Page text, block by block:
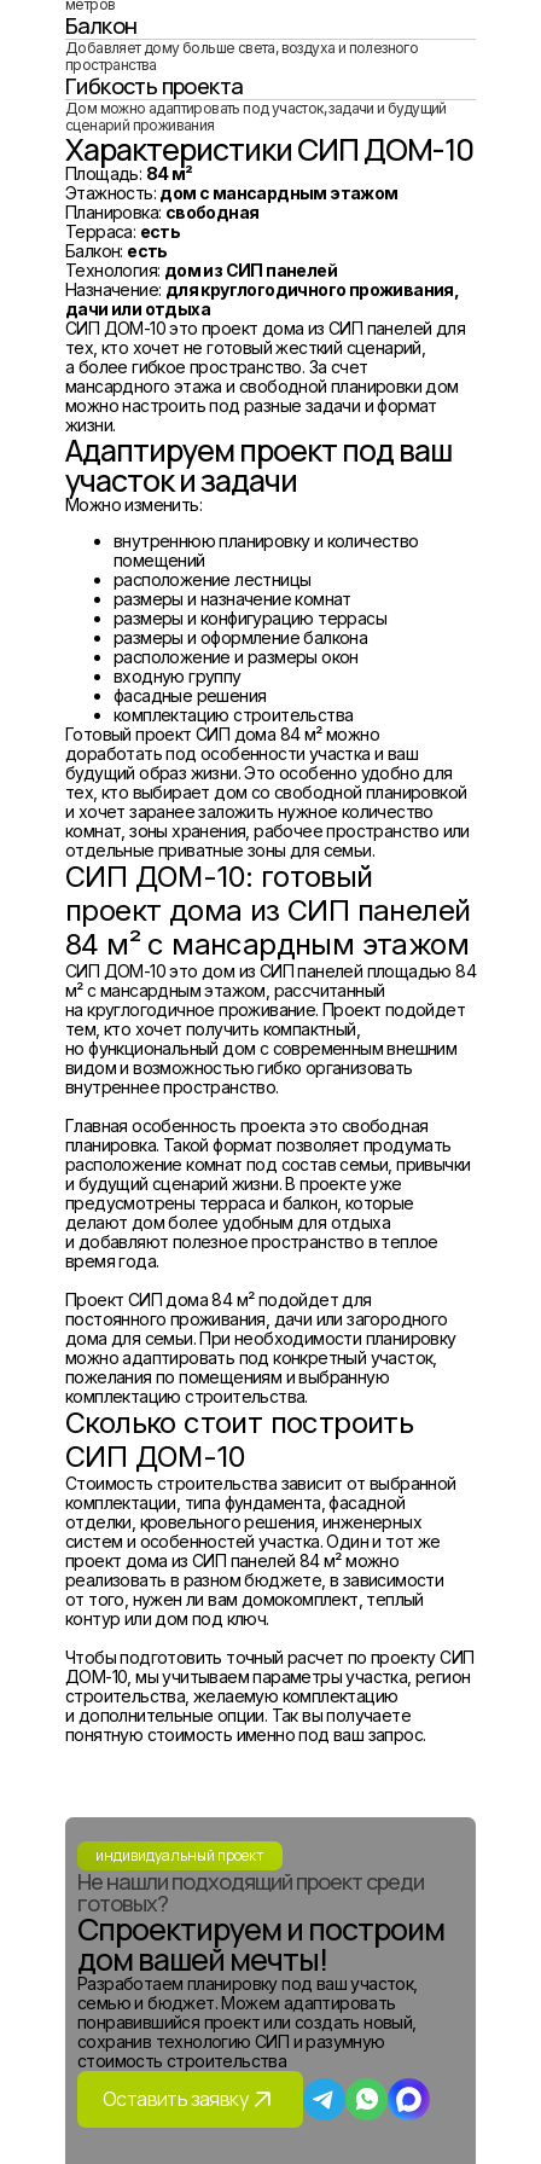
метров
Балкон
Добавляет дому больше света, воздуха и полезного
пространства
Гибкость проекта
Дом можно адаптировать под участок, задачи и будущий
сценарий проживания
Характеристики СИП ДОМ-10
Площадь: 84 м²
Этажность: дом с мансардным этажом
Планировка: свободная
Терраса: есть
Балкон: есть
Технология: дом из СИП панелей
Назначение: для круглогодичного проживания,
дачи или отдыха
СИП ДОМ-10 это проект дома из СИП панелей для
тех, кто хочет не готовый жесткий сценарий,
а более гибкое пространство. За счет
мансардного этажа и свободной планировки дом
можно настроить под разные задачи и формат
жизни.
Адаптируем проект под ваш
участок и задачи
Можно изменить:
внутреннюю планировку и количество
помещений
расположение лестницы
размеры и назначение комнат
размеры и конфигурацию террасы
размеры и оформление балкона
расположение и размеры окон
входную группу
фасадные решения
комплектацию строительства
Готовый проект СИП дома 84 м² можно
доработать под особенности участка и ваш
будущий образ жизни. Это особенно удобно для
тех, кто выбирает дом со свободной планировкой
и хочет заранее заложить нужное количество
комнат, зоны хранения, рабочее пространство или
отдельные приватные зоны для семьи.
СИП ДОМ-10: готовый
проект дома из СИП панелей
84 м² с мансардным этажом
СИП ДОМ-10 это дом из СИП панелей площадью 84
м² с мансардным этажом, рассчитанный
на круглогодичное проживание. Проект подойдет
тем, кто хочет получить компактный,
но функциональный дом с современным внешним
видом и возможностью гибко организовать
внутреннее пространство.
Главная особенность проекта это свободная
планировка. Такой формат позволяет продумать
расположение комнат под состав семьи, привычки
и будущий сценарий жизни. В проекте уже
предусмотрены терраса и балкон, которые
делают дом более удобным для отдыха
и добавляют полезное пространство в теплое
время года.
Проект СИП дома 84 м² подойдет для
постоянного проживания, дачи или загородного
дома для семьи. При необходимости планировку
можно адаптировать под конкретный участок,
пожелания по помещениям и выбранную
комплектацию строительства.
Сколько стоит построить
СИП ДОМ-10
Стоимость строительства зависит от выбранной
комплектации, типа фундамента, фасадной
отделки, кровельного решения, инженерных
систем и особенностей участка. Один и тот же
проект дома из СИП панелей 84 м² можно
реализовать в разном бюджете, в зависимости
от того, нужен ли вам домокомплект, теплый
контур или дом под ключ.
Чтобы подготовить точный расчет по проекту СИП
ДОМ-10, мы учитываем параметры участка, регион
строительства, желаемую комплектацию
и дополнительные опции. Так вы получаете
понятную стоимость именно под ваш запрос.
индивидуальный проект
Не нашли подходящий проект среди
готовых?
Спроектируем и построим
дом вашей мечты!
Разработаем планировку под ваш участок,
семью и бюджет. Можем адаптировать
понравившийся проект или создать новый,
сохранив технологию СИП и разумную
стоимость строительства
Оставить заявку